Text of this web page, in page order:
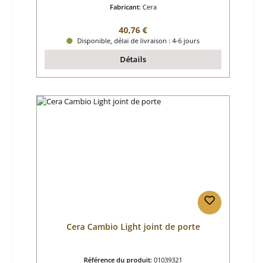
Fabricant: Cera
Prix régulier :
40,76 €
Disponible, délai de livraison : 4-6 jours
Détails
Cera Cambio Light joint de porte
Référence du produit: 01039321